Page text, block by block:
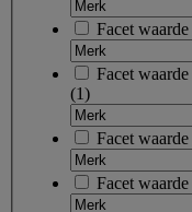
Facet waarde
Facet waarde
(1)
Facet waarde
Facet waarde